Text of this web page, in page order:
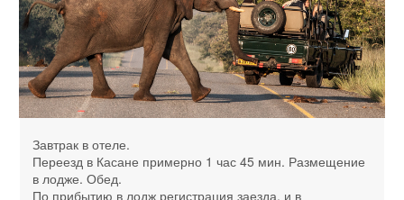
Завтрак в отеле.
Переезд в Касане примерно 1 час 45 мин. Размещение
в лодже. Обед.
По прибытию в лодж регистрация заезда, и в